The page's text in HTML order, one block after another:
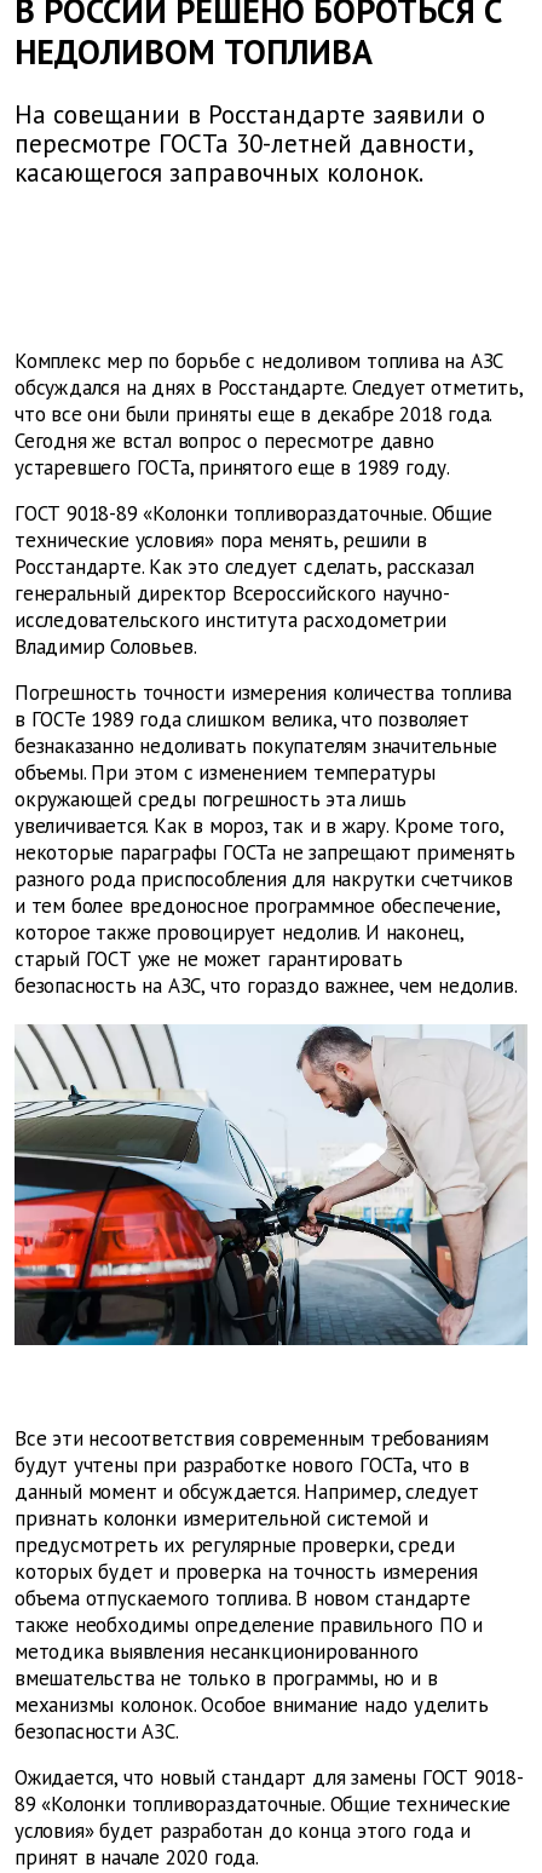
В РОССИИ РЕШЕНО БОРОТЬСЯ С
НЕДОЛИВОМ ТОПЛИВА
На совещании в Росстандарте заявили о
пересмотре ГОСТа 30-летней давности,
касающегося заправочных колонок.
Комплекс мер по борьбе с недоливом топлива на АЗС
обсуждался на днях в Росстандарте. Следует отметить,
что все они были приняты еще в декабре 2018 года.
Сегодня же встал вопрос о пересмотре давно
устаревшего ГОСТа, принятого еще в 1989 году.
ГОСТ 9018-89 «Колонки топливораздаточные. Общие
технические условия» пора менять, решили в
Росстандарте. Как это следует сделать, рассказал
генеральный директор Всероссийского научно-
исследовательского института расходометрии
Владимир Соловьев.
Погрешность точности измерения количества топлива
в ГОСТе 1989 года слишком велика, что позволяет
безнаказанно недоливать покупателям значительные
объемы. При этом с изменением температуры
окружающей среды погрешность эта лишь
увеличивается. Как в мороз, так и в жару. Кроме того,
некоторые параграфы ГОСТа не запрещают применять
разного рода приспособления для накрутки счетчиков
и тем более вредоносное программное обеспечение,
которое также провоцирует недолив. И наконец,
старый ГОСТ уже не может гарантировать
безопасность на АЗС, что гораздо важнее, чем недолив.
Все эти несоответствия современным требованиям
будут учтены при разработке нового ГОСТа, что в
данный момент и обсуждается. Например, следует
признать колонки измерительной системой и
предусмотреть их регулярные проверки, среди
которых будет и проверка на точность измерения
объема отпускаемого топлива. В новом стандарте
также необходимы определение правильного ПО и
методика выявления несанкционированного
вмешательства не только в программы, но и в
механизмы колонок. Особое внимание надо уделить
безопасности АЗС.
Ожидается, что новый стандарт для замены ГОСТ 9018-
89 «Колонки топливораздаточные. Общие технические
условия» будет разработан до конца этого года и
принят в начале 2020 года.